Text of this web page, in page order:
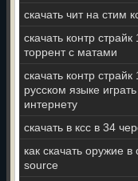
скачать чит на стим
скачать контр страйк
торрент с матами
скачать контр страйк
русском языке
интернету
скачать в ксс в 34
как скачать оружие
source